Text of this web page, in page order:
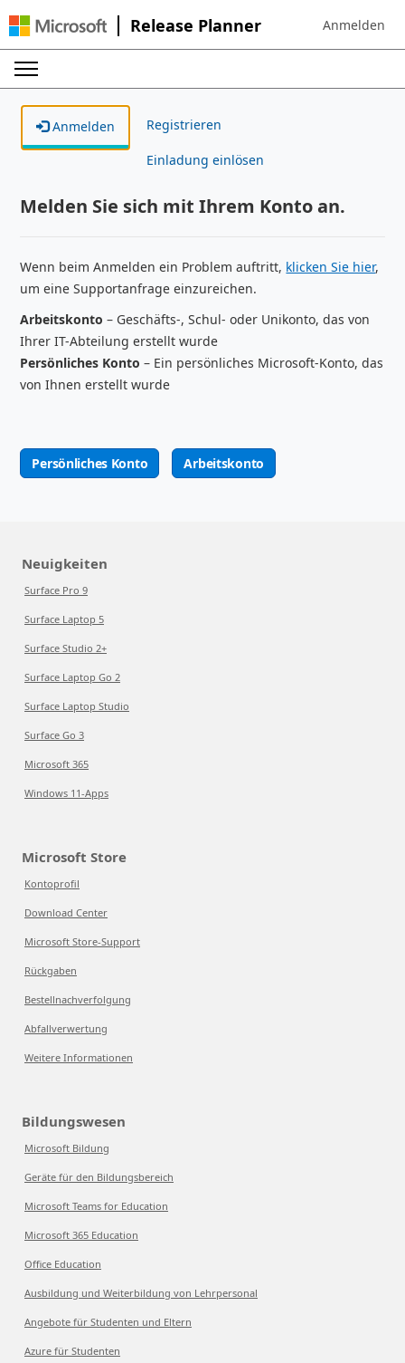
Release Planner Sign in to
Anmelden
Anmelden Registrieren
Einladung einlösen
Melden Sie sich mit Ihrem Konto an.
Wenn beim Anmelden ein Problem auftritt, klicken Sie hier,
um eine Supportanfrage einzureichen.
Arbeitskonto – Geschäfts-, Schul- oder Unikonto, das von
Ihrer IT-Abteilung erstellt wurde
Persönliches Konto – Ein persönliches Microsoft-Konto, das
von Ihnen erstellt wurde
Persönliches Konto Arbeitskonto
Neuigkeiten
Surface Pro 9
Surface Laptop 5
Surface Studio 2+
Surface Laptop Go 2
Surface Laptop Studio
Surface Go 3
Microsoft 365
Windows 11-Apps
Microsoft Store
Kontoprofil
Download Center
Microsoft Store-Support
Rückgaben
Bestellnachverfolgung
Abfallverwertung
Weitere Informationen
Bildungswesen
Microsoft Bildung
Geräte für den Bildungsbereich
Microsoft Teams for Education
Microsoft 365 Education
Office Education
Ausbildung und Weiterbildung von Lehrpersonal
Angebote für Studenten und Eltern
Azure für Studenten